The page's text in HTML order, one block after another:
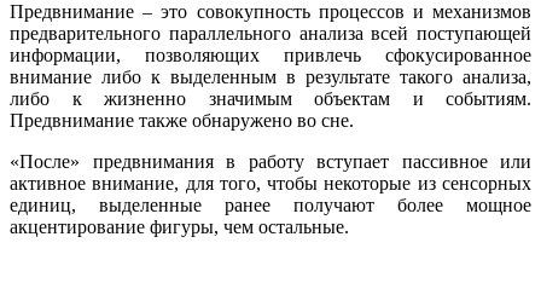
Предвнимание – это совокупность процессов и механизмов
предварительного параллельного анализа всей поступающей
информации, позволяющих привлечь сфокусированное
внимание либо к выделенным в результате такого анализа,
либо к жизненно значимым объектам и событиям.
Предвнимание также обнаружено во сне.
«После» предвнимания в работу вступает пассивное или
активное внимание, для того, чтобы некоторые из сенсорных
единиц, выделенные ранее получают более мощное
акцентирование фигуры, чем остальные.